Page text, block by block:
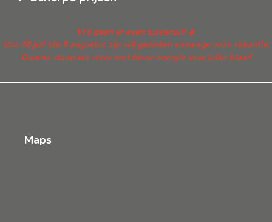
Wij gaan er even tussenuit! ☀️
Van 18 juli t/m 8 augustus zijn wij gesloten vanwege onze vakantie.
Daarna staan we weer met frisse energie voor jullie klaar!
Maps